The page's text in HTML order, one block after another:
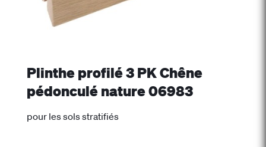
Plinthe profilé 3 PK Chêne
pédonculé nature 06983
pour les sols stratifiés